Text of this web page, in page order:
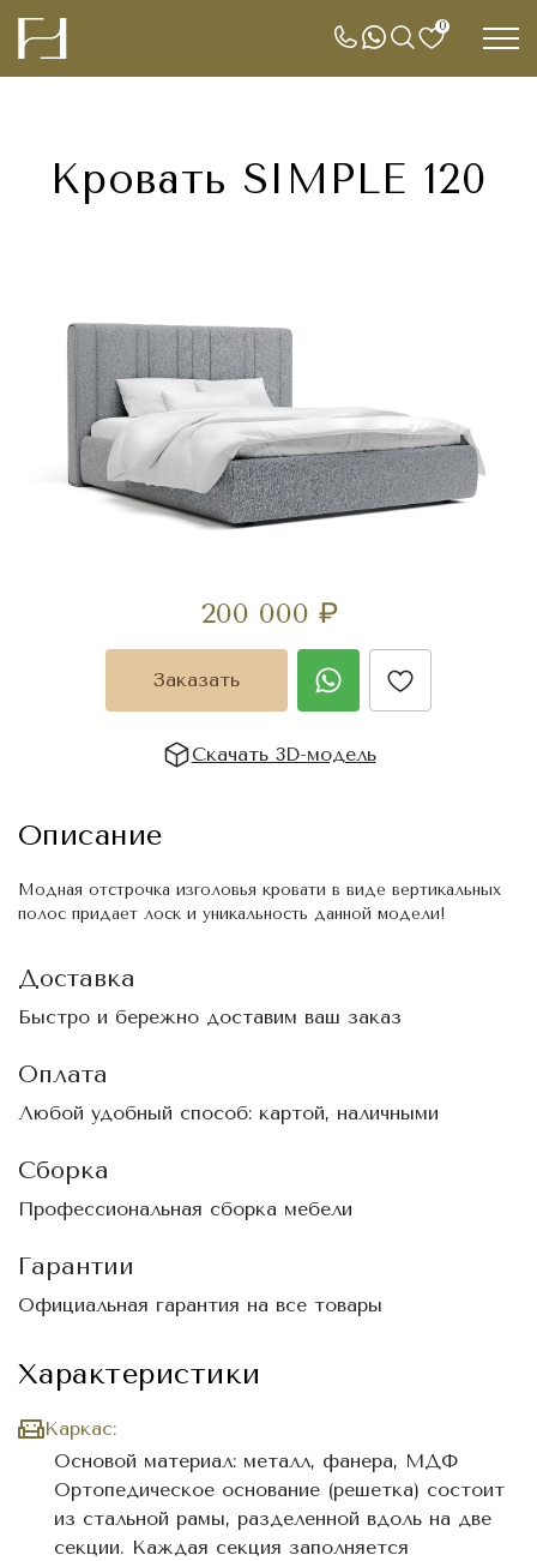
0
Кровать SIMPLE 120
200 000 ₽
Заказать
Скачать 3D-модель
Описание
Модная отстрочка изголовья кровати в виде вертикальных
полос придает лоск и уникальность данной модели!
Доставка
Быстро и бережно доставим ваш заказ
Оплата
Любой удобный способ: картой, наличными
Сборка
Профессиональная сборка мебели
Гарантии
Официальная гарантия на все товары
Характеристики
Каркас:
Основой материал: металл, фанера, МДФ
Ортопедическое основание (решетка) состоит
из стальной рамы, разделенной вдоль на две
секции. Каждая секция заполняется